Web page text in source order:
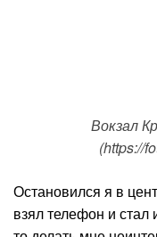
Вокзал
(https://
Остановился я в
взял телефон и стал